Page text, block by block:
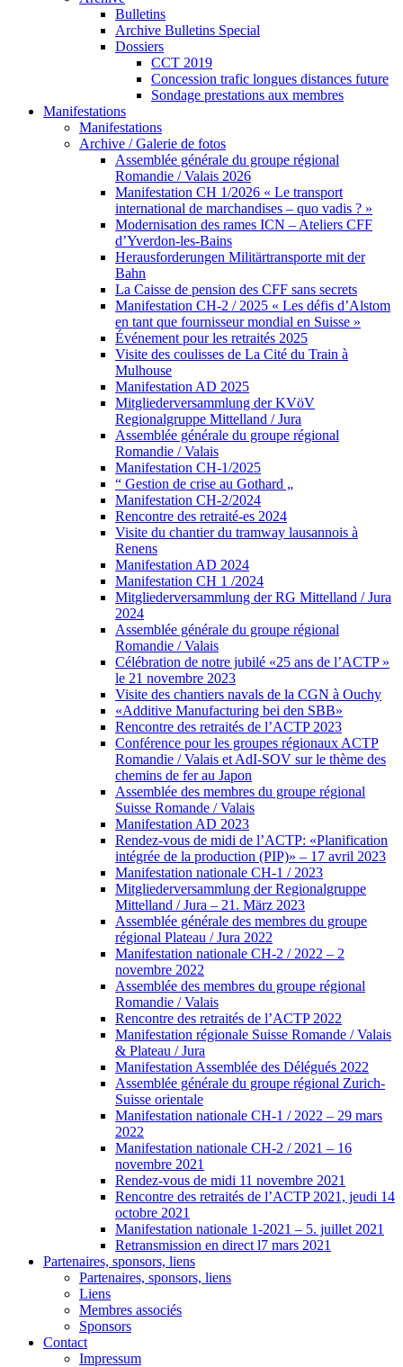
Bulletins
Archive Bulletins Special
Dossiers
CCT 2019
Concession trafic longues distances future
Sondage prestations aux membres
Manifestations
Manifestations
Archive / Galerie de fotos
Assemblée générale du groupe régional
Romandie / Valais 2026
Manifestation CH 1/2026 « Le transport
international de marchandises – quo vadis ? »
Modernisation des rames ICN – Ateliers CFF
d’Yverdon-les-Bains
Herausforderungen Militärtransporte mit der
Bahn
La Caisse de pension des CFF sans secrets
Manifestation CH-2 / 2025 « Les défis d’Alstom
en tant que fournisseur mondial en Suisse »
Événement pour les retraités 2025
Visite des coulisses de La Cité du Train à
Mulhouse
Manifestation AD 2025
Mitgliederversammlung der KVöV
Regionalgruppe Mittelland / Jura
Assemblée générale du groupe régional
Romandie / Valais
Manifestation CH-1/2025
“ Gestion de crise au Gothard „
Manifestation CH-2/2024
Rencontre des retraité-es 2024
Visite du chantier du tramway lausannois à
Renens
Manifestation AD 2024
Manifestation CH 1 /2024
Mitgliederversammlung der RG Mittelland / Jura
2024
Assemblée générale du groupe régional
Romandie / Valais
Célébration de notre jubilé «25 ans de l’ACTP »
le 21 novembre 2023
Visite des chantiers navals de la CGN à Ouchy
«Additive Manufacturing bei den SBB»
Rencontre des retraités de l’ACTP 2023
Conférence pour les groupes régionaux ACTP
Romandie / Valais et AdI-SOV sur le thème des
chemins de fer au Japon
Assemblée des membres du groupe régional
Suisse Romande / Valais
Manifestation AD 2023
Rendez-vous de midi de l’ACTP: «Planification
intégrée de la production (PIP)» – 17 avril 2023
Manifestation nationale CH-1 / 2023
Mitgliederversammlung der Regionalgruppe
Mittelland / Jura – 21. März 2023
Assemblée générale des membres du groupe
régional Plateau / Jura 2022
Manifestation nationale CH-2 / 2022 – 2
novembre 2022
Assemblée des membres du groupe régional
Romandie / Valais
Rencontre des retraités de l’ACTP 2022
Manifestation régionale Suisse Romande / Valais
& Plateau / Jura
Manifestation Assemblée des Délégués 2022
Assemblée générale du groupe régional Zurich-
Suisse orientale
Manifestation nationale CH-1 / 2022 – 29 mars
2022
Manifestation nationale CH-2 / 2021 – 16
novembre 2021
Rendez-vous de midi 11 novembre 2021
Rencontre des retraités de l’ACTP 2021, jeudi 14
octobre 2021
Manifestation nationale 1-2021 – 5. juillet 2021
Retransmission en direct l7 mars 2021
Partenaires, sponsors, liens
Partenaires, sponsors, liens
Liens
Membres associés
Sponsors
Contact
Impressum